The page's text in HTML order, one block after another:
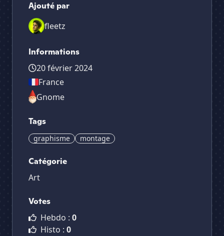
Ajouté par
fleetz
Informations
20 février 2024
France
Gnome
Tags
graphisme montage
Catégorie
Art
Votes
Hebdo : 0
Histo : 0